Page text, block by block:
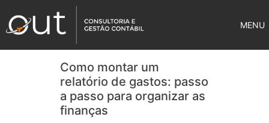
MENU
Como montar um
relatório de gastos: passo
a passo para organizar as
finanças